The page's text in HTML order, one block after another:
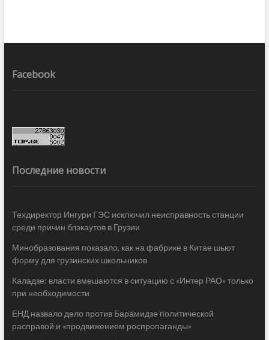
Facebook
Последние новости
Техдиректор Ингури ГЭС исключил неисправность станции
среди причин блэкаутов в Грузии
Минобразования показало, как на фабрике в Китае шьют
форму для грузинских школьников
Каладзе: власти вмешаются в ситуацию с «Интер РАО» только
при необходимости
ЕНД назвало дело против Барамидзе политической
расправой и «продвижением роспропаганды»